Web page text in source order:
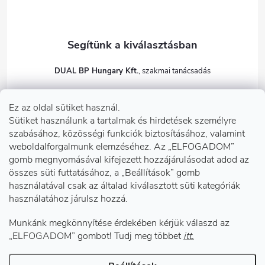
Ez az oldal sütiket használ.
Sütiket használunk a tartalmak és hirdetések személyre
szabásához, közösségi funkciók biztosításához, valamint
weboldalforgalmunk elemzéséhez. Az „ELFOGADOM”
gomb megnyomásával kifejezett hozzájárulásodat adod az
összes süti futtatásához, a „Beállítások” gomb
használatával csak az általad kiválasztott süti kategóriák
használatához járulsz hozzá.
Munkánk megkönnyítése érdekében kérjük válaszd az
„ELFOGADOM” gombot! Tudj meg többet itt.
Információk önnek
Telephelyeink
Facebook
DUAL BP Hungary Kft.
dualbp.hu